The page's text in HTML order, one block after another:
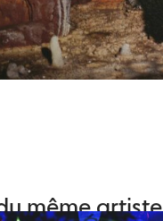
même artiste